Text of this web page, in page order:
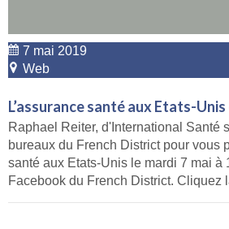
7 mai 2019
Web
L’assurance santé aux Etats-
Raphael Reiter, d'International Santé
bureaux du French District pour vous
santé aux Etats-Unis le mardi 7 mai à
Facebook du French District. Cliquez